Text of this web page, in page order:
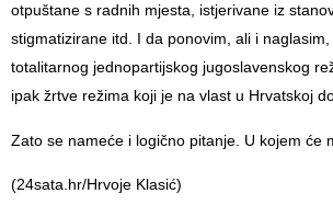
otpuštane s radnih mjesta, istjerivane iz
stigmatizirane itd. I da ponovim, ali i
totalitarnog jednopartijskog jugoslavenskog
ipak žrtve režima koji je na vlast u Hrvatskoj
Zato se nameće i logično pitanje. U kojem će
(24sata.hr/Hrvoje Klasić)